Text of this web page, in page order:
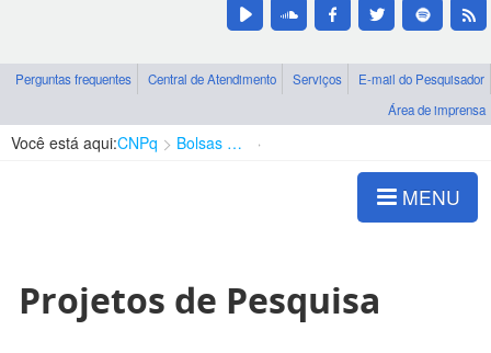
Perguntas frequentes Central de Atendimento Serviços
E-mail do Pesquisador
Área de imprensa
Você está aqui:CNPq Bolsas e Auxílios Vigentes
MENU
Projetos de Pesquisa